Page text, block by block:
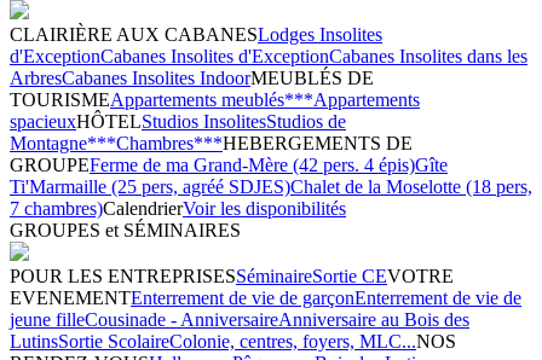
CLAIRIÈRE AUX CABANESLodges Insolites
d'ExceptionCabanes Insolites d'ExceptionCabanes Insolites dans les
ArbresCabanes Insolites IndoorMEUBLÉS DE
TOURISMEAppartements meublés***Appartements
spacieuxHÔTELStudios InsolitesStudios de
Montagne***Chambres***HEBERGEMENTS DE
GROUPEFerme de ma Grand-Mère (42 pers. 4 épis)Gîte
Ti'Marmaille (25 pers, agréé SDJES)Chalet de la Moselotte (18 pers,
7 chambres)CalendrierVoir les disponibilités
GROUPES et SÉMINAIRES
POUR LES ENTREPRISESSéminaireSortie CEVOTRE
EVENEMENTEnterrement de vie de garçonEnterrement de vie de
jeune filleCousinade - AnniversaireAnniversaire au Bois des
LutinsSortie ScolaireColonie, centres, foyers, MLC...NOS